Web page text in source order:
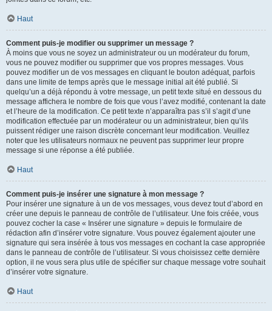
Haut
Comment puis-je modifier ou supprimer un message ?
À moins que vous ne soyez un administrateur ou un modérateur du forum,
vous ne pouvez modifier ou supprimer que vos propres messages. Vous
pouvez modifier un de vos messages en cliquant le bouton adéquat, parfois
dans une limite de temps après que le message initial ait été publié. Si
quelqu’un a déjà répondu à votre message, un petit texte situé en dessous du
message affichera le nombre de fois que vous l’avez modifié, contenant la date
et l’heure de la modification. Ce petit texte n’apparaîtra pas s’il s’agit d’une
modification effectuée par un modérateur ou un administrateur, bien qu’ils
puissent rédiger une raison discrète concernant leur modification. Veuillez
noter que les utilisateurs normaux ne peuvent pas supprimer leur propre
message si une réponse a été publiée.
Haut
Comment puis-je insérer une signature à mon message ?
Pour insérer une signature à un de vos messages, vous devez tout d’abord en
créer une depuis le panneau de contrôle de l’utilisateur. Une fois créée, vous
pouvez cocher la case « Insérer une signature » depuis le formulaire de
rédaction afin d’insérer votre signature. Vous pouvez également ajouter une
signature qui sera insérée à tous vos messages en cochant la case appropriée
dans le panneau de contrôle de l’utilisateur. Si vous choisissez cette dernière
option, il ne vous sera plus utile de spécifier sur chaque message votre souhait
d’insérer votre signature.
Haut